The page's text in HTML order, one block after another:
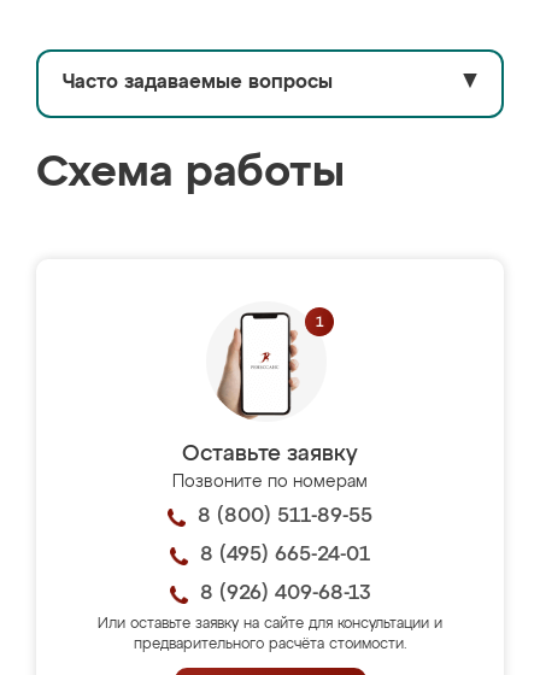
Часто задаваемые вопросы ▼
Схема работы
Оставьте заявку
Позвоните по номерам
8 (800) 511-89-55
8 (495) 665-24-01
8 (926) 409-68-13
Или оставьте заявку на сайте для консультации и
предварительного расчёта стоимости.